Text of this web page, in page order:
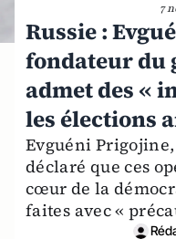
7
Russie :
fondateur du
admet des «
les élections
Evguéni Prigojine,
déclaré que ces
cœur de la
faites avec «